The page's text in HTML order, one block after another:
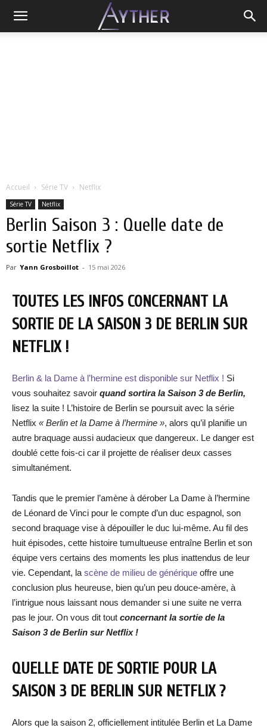
Accueil Série TV Netflix
Série TV Netflix
Berlin Saison 3 : Quelle date de
sortie Netflix ?
Par Yann Grosboillot - 15 mai 2026
TOUTES LES INFOS CONCERNANT LA
SORTIE DE LA SAISON 3 DE BERLIN SUR
NETFLIX !
Berlin & la Dame à l’hermine est disponible sur Netflix ! Si
vous souhaitez savoir quand sortira la Saison 3 de Berlin,
lisez la suite ! L’histoire de Berlin se poursuit avec la série
Netflix « Berlin et la Dame à l’hermine », alors qu’il planifie un
autre braquage aussi audacieux que dangereux. Le danger est
doublé cette fois-ci car il projette de réaliser deux casses
simultanément.
Tandis que le premier l’amène à dérober La Dame à l’hermine
de Léonard de Vinci pour le compte d’un duc espagnol, son
second braquage vise à dépouiller le duc lui-même. Au fil des
huit épisodes, cette histoire tumultueuse entraîne Berlin et son
équipe vers certains des moments les plus inattendus de leur
vie. Cependant, la scène de milieu de générique offre une
conclusion plus heureuse, bien qu’un peu douce-amère, à
l’intrigue nous laissant nous demander si une suite ne verra
pas le jour. On vous dit tout concernant la sortie de la
Saison 3 de Berlin sur Netflix !
QUELLE DATE DE SORTIE POUR LA
SAISON 3 DE BERLIN SUR NETFLIX ?
Alors que la saison 2, officiellement intitulée Berlin et La Dame